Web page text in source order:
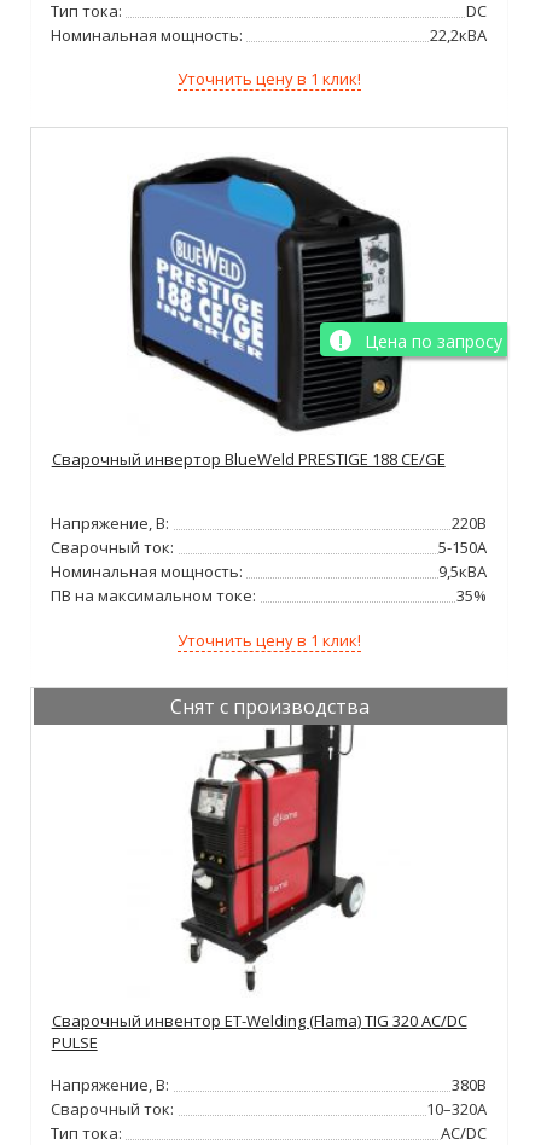
Тип тока:
DC
Номинальная мощность:
22,2кВА
Уточнить цену в 1 клик!
Цена по запросу
Сварочный инвертор BlueWeld PRESTIGE 188 CE/GE
Напряжение, В:
220В
Сварочный ток:
5-150А
Номинальная мощность:
9,5кВА
ПВ на максимальном токе:
35%
Уточнить цену в 1 клик!
Снят с производства
Сварочный инвентор ET-Welding (Flama) TIG 320 AC/DC
PULSE
Напряжение, В:
380В
Сварочный ток:
10–320А
Тип тока:
AC/DC